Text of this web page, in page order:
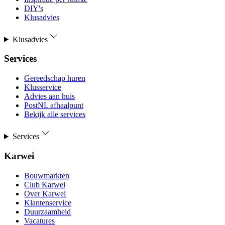
DIY's
Klusadvies
Klusadvies
Services
Gereedschap huren
Klusservice
Advies aan huis
PostNL afhaalpunt
Bekijk alle services
Services
Karwei
Bouwmarkten
Club Karwei
Over Karwei
Klantenservice
Duurzaamheid
Vacatures